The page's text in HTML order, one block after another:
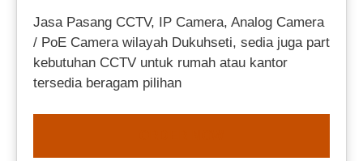
Jasa Pasang CCTV, IP Camera, Analog Camera
/ PoE Camera wilayah Dukuhseti, sedia juga part
kebutuhan CCTV untuk rumah atau kantor
tersedia beragam pilihan